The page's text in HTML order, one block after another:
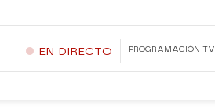
EN DIRECTO PROGRAMACIÓN TV